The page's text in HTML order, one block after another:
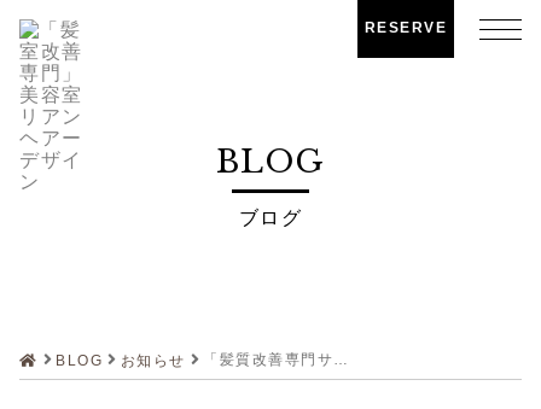
RESERVE
BLOG
ブログ
BLOG お知らせ 「髪質改善専門サロン」Lien hair design（リアンヘアデザイン）｜福岡 大野城市駅すぐの美容室